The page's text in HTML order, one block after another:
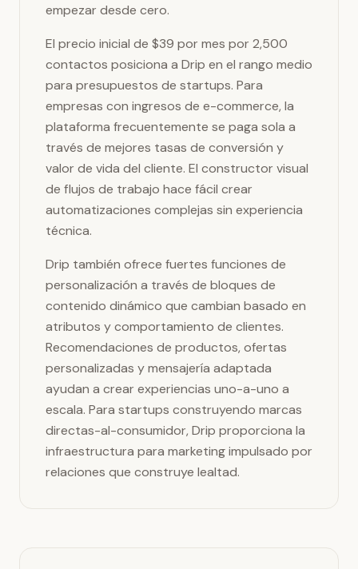
empezar desde cero.
El precio inicial de $39 por mes por 2,500
contactos posiciona a Drip en el rango medio
para presupuestos de startups. Para
empresas con ingresos de e-commerce, la
plataforma frecuentemente se paga sola a
través de mejores tasas de conversión y
valor de vida del cliente. El constructor visual
de flujos de trabajo hace fácil crear
automatizaciones complejas sin experiencia
técnica.
Drip también ofrece fuertes funciones de
personalización a través de bloques de
contenido dinámico que cambian basado en
atributos y comportamiento de clientes.
Recomendaciones de productos, ofertas
personalizadas y mensajería adaptada
ayudan a crear experiencias uno-a-uno a
escala. Para startups construyendo marcas
directas-al-consumidor, Drip proporciona la
infraestructura para marketing impulsado por
relaciones que construye lealtad.